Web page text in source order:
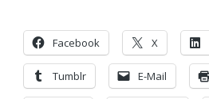
Facebook X
Tumblr E-Mail